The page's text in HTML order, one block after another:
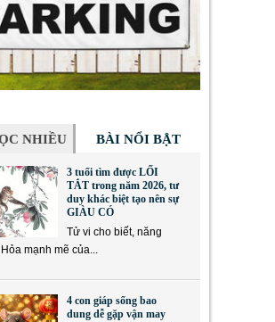
NHIỀU BÀI NỔI BẬT
3 tuổi tìm được LỐI
TẮT trong năm 2026, tư
duy khác biệt tạo nên sự
GIÀU CÓ
Tử vi cho biết, năng
mạnh mẽ của...
4 con giáp sống bao
dung dễ gặp vận may